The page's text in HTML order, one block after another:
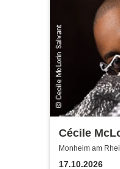
Cécile
Snap -
Monheim am
17.10.2026